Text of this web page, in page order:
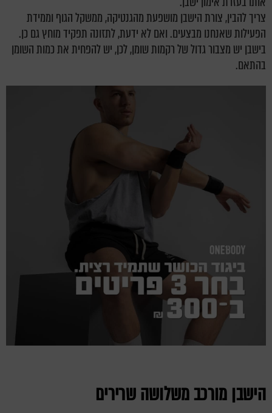
צריך להבין, צורת הישבן מושפעת מהגנטיקה, ממשקל הגוף וממידת
הפעילות שאנחנו מבצעים. ואם לא ידעת, לתזונה תפקיד מוחץ גם כן.
בישבן יש מצבור גדול של רקמות שומן, לכן, יש להפחית את כמות השומן
בהתאם.
הישבן מורכב משלושה שרירים